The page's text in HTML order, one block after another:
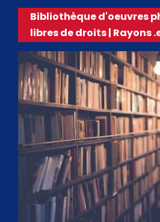
Bibliothèque d'oeuvres
libres de droits | Rayons